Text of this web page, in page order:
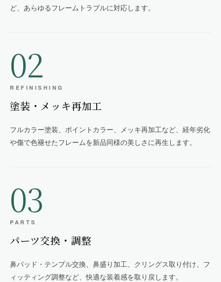
ど、あらゆるフレームトラブルに対応します。
02
REFINISHING
塗装・メッキ再加工
フルカラー塗装、ポイントカラー、メッキ再加工など、経年劣化
や傷で色褪せたフレームを新品同様の美しさに再生します。
03
PARTS
パーツ交換・調整
鼻パッド・テンプル交換、鼻盛り加工、クリングス取り付け、フ
ィッティング調整など、快適な装着感を取り戻します。